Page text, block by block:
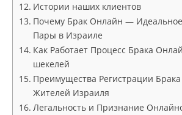
Истории наших клиентов
Почему Брак Онлайн —
Пары в Израиле
Как Работает Процесс Брака
шекелей
Преимущества Регистрации
Жителей Израиля
Легальность и Признание